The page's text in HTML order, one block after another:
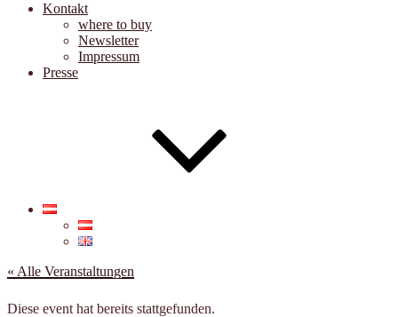
Kontakt
where to buy
Newsletter
Impressum
Presse
« Alle Veranstaltungen
Diese event hat bereits stattgefunden.